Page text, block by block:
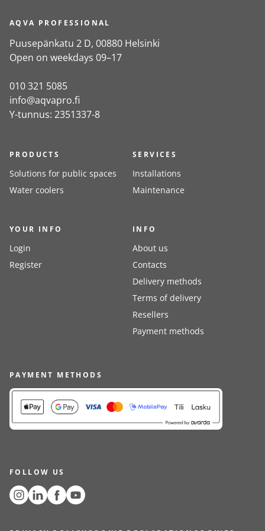
AQVA PROFESSIONAL
Puusepänkatu 2 D, 00880 Helsinki
Open on weekdays 09–17
010 321 5085
info@aqvapro.fi
Y-tunnus: 2351337-8
PRODUCTS
Solutions for public spaces
Water coolers
SERVICES
Installations
Maintenance
YOUR INFO
Login
Register
INFO
About us
Contacts
Delivery methods
Terms of delivery
Resellers
Payment methods
PAYMENT METHODS
FOLLOW US